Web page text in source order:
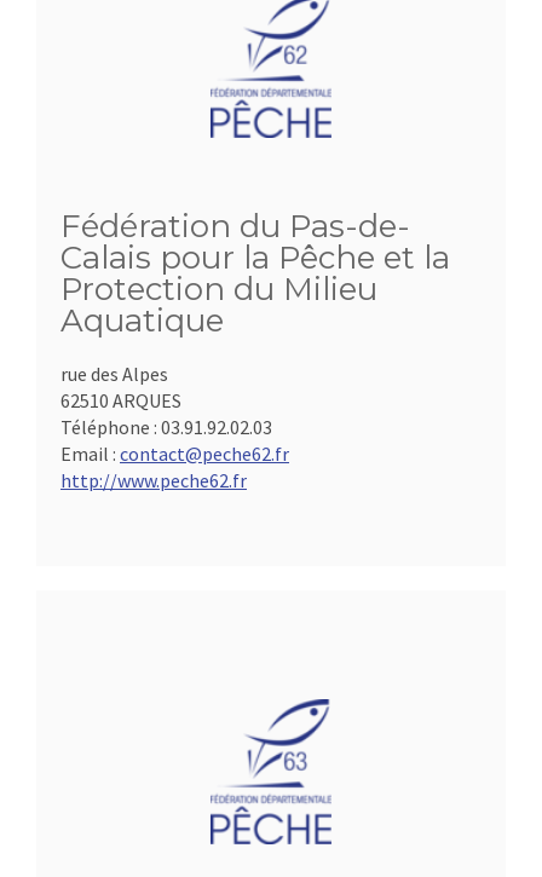
Fédération du Pas-de-
Calais pour la Pêche et la
Protection du Milieu
Aquatique
rue des Alpes
62510 ARQUES
Téléphone : 03.91.92.02.03
Email : contact@peche62.fr
http://www.peche62.fr